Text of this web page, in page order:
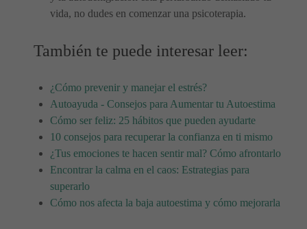
vida, no dudes en comenzar una psicoterapia.
También te puede interesar leer:
¿Cómo prevenir y manejar el estrés?
Autoayuda - Consejos para Aumentar tu Autoestima
Cómo ser feliz: 25 hábitos que pueden ayudarte
10 consejos para recuperar la confianza en ti mismo
¿Tus emociones te hacen sentir mal? Cómo afrontarlo
Encontrar la calma en el caos: Estrategias para
superarlo
Cómo nos afecta la baja autoestima y cómo mejorarla